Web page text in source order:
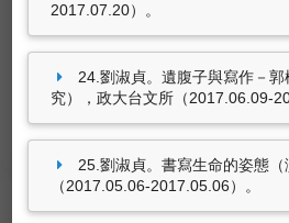
東海大學
豐富的圖書資源、視聽軟
2017.07.20）。
24.劉淑貞。遺腹子與寫作－
究），政大台文所（2017.06.09-
25.劉淑貞。書寫生命的姿態
（2017.05.06-2017.05.06）。